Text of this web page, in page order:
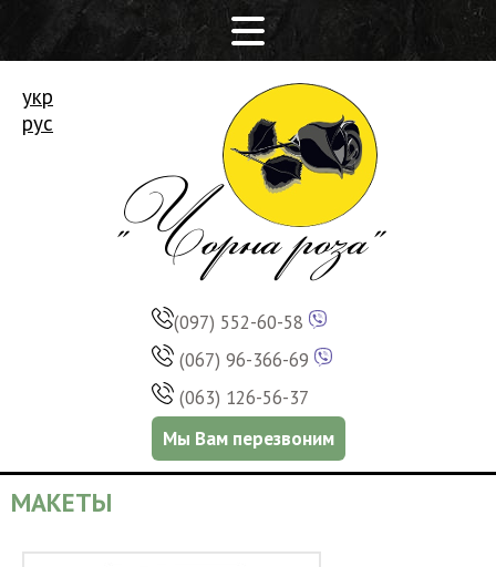
укр
рус
(097) 552-60-58
(067) 96-366-69
(063) 126-56-37
Мы Вам перезвоним
МАКЕТЫ